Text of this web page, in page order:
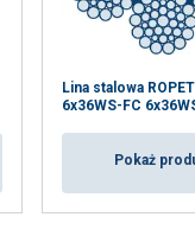
Lina stalowa
6x36WS-FC
Pokaż